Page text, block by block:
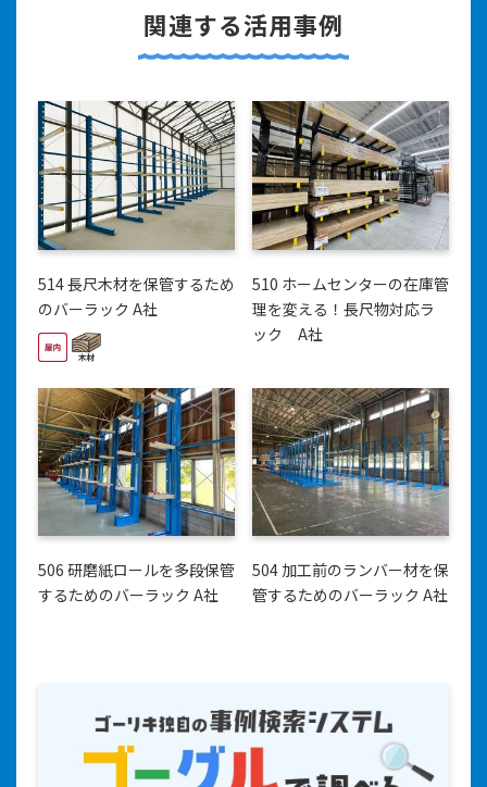
関連する活用事例
514 長尺木材を保管するため
のバーラック A社
510 ホームセンターの在庫管
理を変える！長尺物対応ラ
ック A社
506 研磨紙ロールを多段保管
するためのバーラック A社
504 加工前のランバー材を保
管するためのバーラック A社